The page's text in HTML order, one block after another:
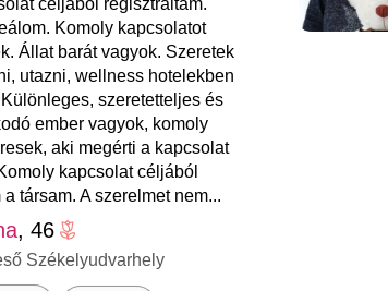
céljából regisztráltam.
Komoly kapcsolatot
Állat barát vagyok. Szeretek
utazni, wellness hotelekben
szeretetteljes és
ember vagyok, komoly
aki megérti a kapcsolat
kapcsolat céljából
a társam. A szerelmet nem...
, 46
Székelyudvarhely